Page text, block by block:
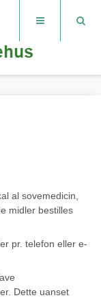
al sovemedicin,
midler bestilles
pr. telefon eller e-
Dette uanset